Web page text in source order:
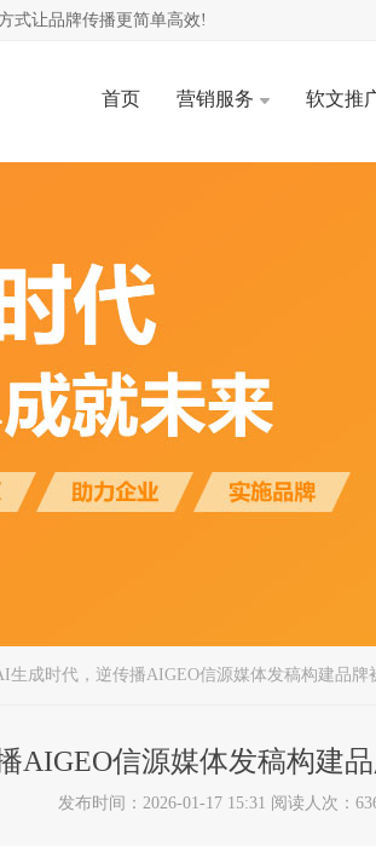
式让品牌传播更简单高效!
首页 营销服务 软文推
生成时代，逆传播AIGEO信源媒体发稿构建品牌
AIGEO信源媒体发稿构建
发布时间：2026-01-17 15:31 阅读人次：